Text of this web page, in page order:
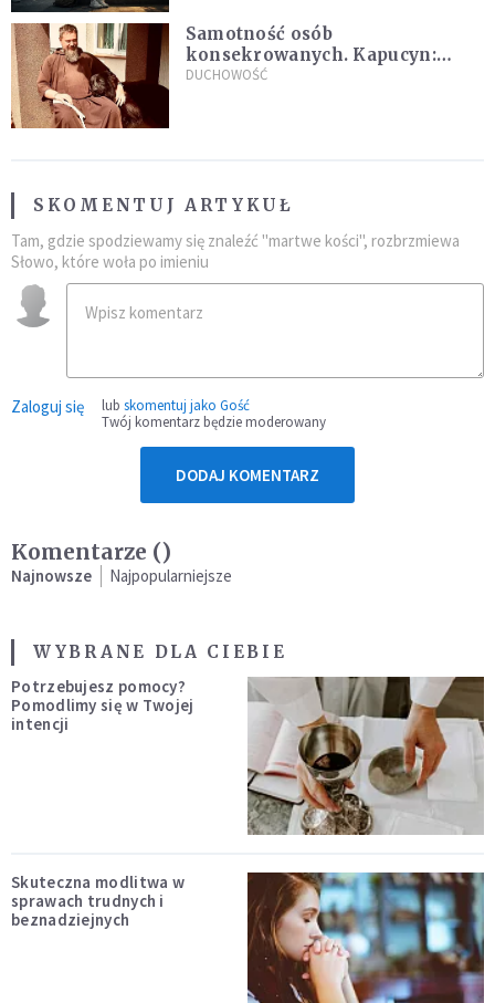
Samotność osób
konsekrowanych. Kapucyn:
Życie w pojedynkę rzadko jest
DUCHOWOŚĆ
SKOMENTUJ ARTYKUŁ
Tam, gdzie spodziewamy się znaleźć "martwe kości", rozbrzmiewa
Słowo, które woła po imieniu
Zaloguj się lub skomentuj jako Gość
Twój komentarz będzie moderowany
DODAJ KOMENTARZ
Komentarze ()
Najnowsze Najpopularniejsze
WYBRANE DLA CIEBIE
Potrzebujesz pomocy?
Pomodlimy się w Twojej
intencji
Skuteczna modlitwa w
sprawach trudnych i
beznadziejnych